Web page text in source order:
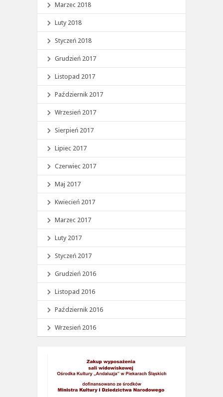
Marzec 2018
Luty 2018
Styczeń 2018
Grudzień 2017
Listopad 2017
Październik 2017
Wrzesień 2017
Sierpień 2017
Lipiec 2017
Czerwiec 2017
Maj 2017
Kwiecień 2017
Marzec 2017
Luty 2017
Styczeń 2017
Grudzień 2016
Listopad 2016
Październik 2016
Wrzesień 2016